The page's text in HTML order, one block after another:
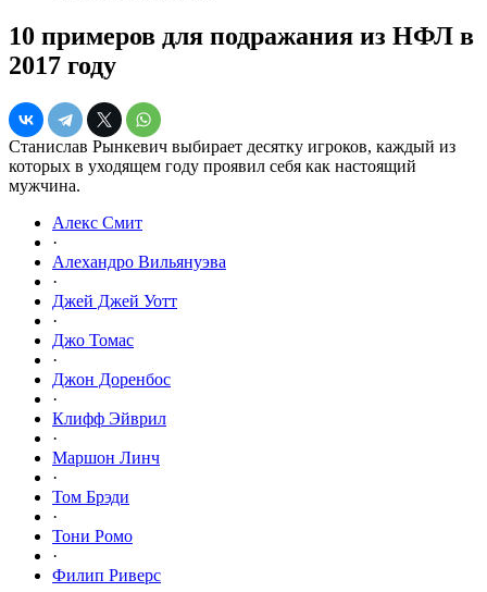
10 примеров для подражания из НФЛ в
2017 году
Станислав Рынкевич выбирает десятку игроков, каждый из
которых в уходящем году проявил себя как настоящий
мужчина.
Алекс Смит
·
Алехандро Вильянуэва
·
Джей Джей Уотт
·
Джо Томас
·
Джон Доренбос
·
Клифф Эйврил
·
Маршон Линч
·
Том Брэди
·
Тони Ромо
·
Филип Риверс